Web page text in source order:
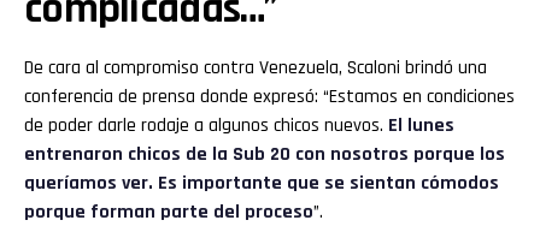
De cara al compromiso contra Venezuela, Scaloni brindó una
conferencia de prensa donde expresó: “Estamos en condiciones
de poder darle rodaje a algunos chicos nuevos. El lunes
entrenaron chicos de la Sub 20 con nosotros porque los
queríamos ver. Es importante que se sientan cómodos
porque forman parte del proceso”.